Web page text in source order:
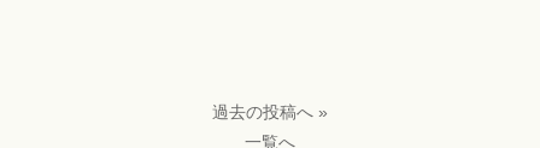
過去の投稿へ »
一覧へ